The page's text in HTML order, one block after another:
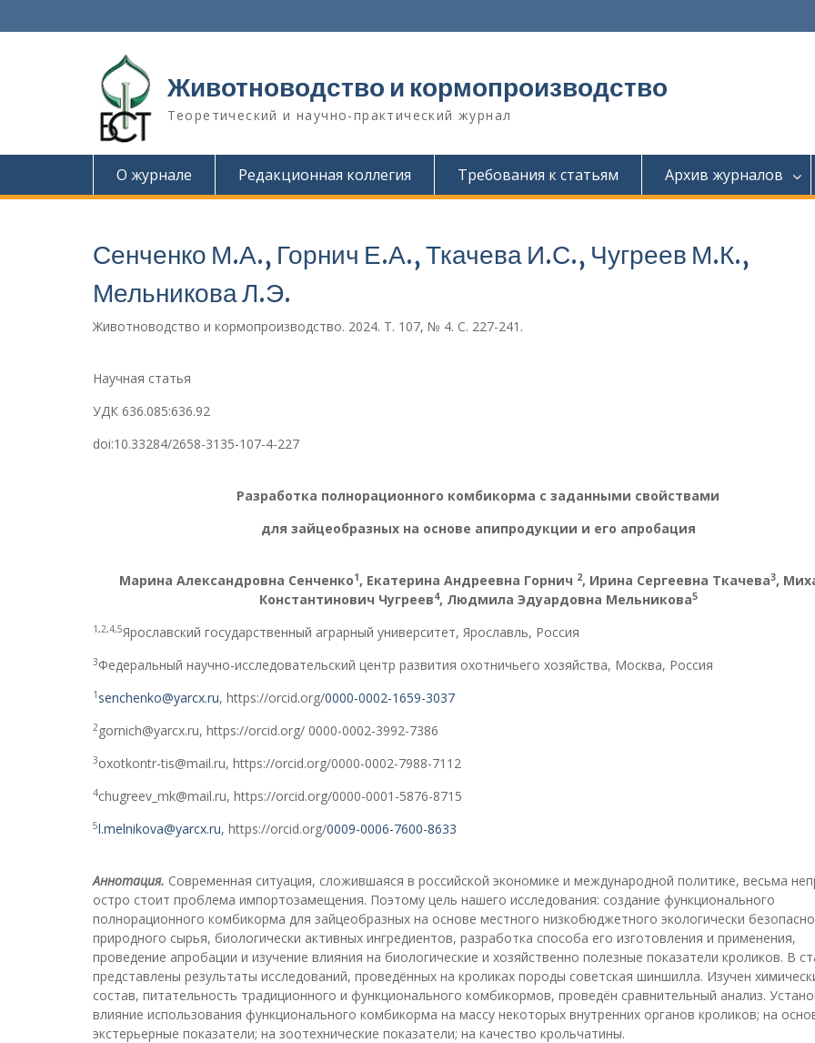
е
д
Животноводство и кормопроизводство
Теоретический и научно-практический журнал
О журнале Редакционная коллегия Требования к статьям Архив журналов
Сенченко М.А., Горнич Е.А., Ткачева И.С., Чугреев М.К.,
Мельникова Л.Э.
Животноводство и кормопроизводство. 2024. Т. 107, № 4. С. 227-241.
Научная статья
УДК 636.085:636.92
doi:10.33284/2658-3135-107-4-227
Разработка полнорационного комбикорма с заданными свойствами
для зайцеобразных на основе апипродукции и его апробация
Марина Александровна Сенченко1, Екатерина Андреевна Горнич 2, Ирина Сергеевна Ткачева3,
Константинович Чугреев4, Людмила Эдуардовна Мельникова5
1,2,4,5Ярославский государственный аграрный университет, Ярославль, Россия
3Федеральный научно-исследовательский центр развития охотничьего хозяйства, Москва, Россия
1 senchenko@yarcx.ru, https://orcid.org/0000-0002-1659-3037
2 gornich@yarcx.ru, https://orcid.org/ 0000-0002-3992-7386
3oxotkontr-tis@mail.ru, https://orcid.org/0000-0002-7988-7112
4chugreev_mk@mail.ru, https://orcid.org/0000-0001-5876-8715
5l.melnikova@yarcx.ru, https://orcid.org/0009-0006-7600-8633
Аннотация. Современная ситуация, сложившаяся в российской экономике и международной политике, весьма
остро стоит проблема импортозамещения. Поэтому цель нашего исследования: создание функционального
полнорационного комбикорма для зайцеобразных на основе местного низкобюджетного экологически
природного сырья, биологически активных ингредиентов, разработка способа его изготовления и применения,
проведение апробации и изучение влияния на биологические и хозяйственно полезные показатели кроликов. В
представлены результаты исследований, проведённых на кроликах породы советская шиншилла. Изучен
состав, питательность традиционного и функционального комбикормов, проведён сравнительный анализ.
влияние использования функционального комбикорма на массу некоторых внутренних органов кроликов; на
экстерьерные показатели; на зоотехнические показатели; на качество крольчатины.